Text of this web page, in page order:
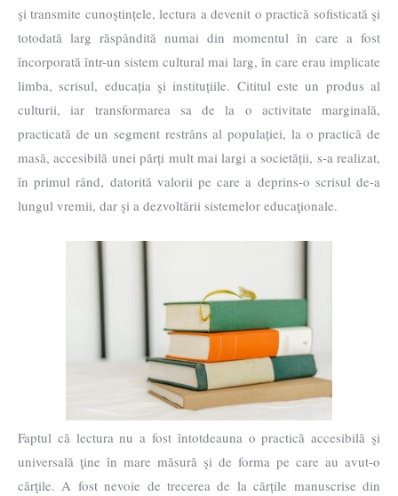
şi transmite cunoştințele, lectura a devenit o practică sofisticată şi
totodată larg răspândită numai din momentul în care a fost
încorporată într-un sistem cultural mai larg, în care erau implicate
limba, scrisul, educația şi instituțiile. Cititul este un produs al
culturii, iar transformarea sa de la o activitate marginală,
practicată de un segment restrâns al populației, la o practică de
masă, accesibilă unei părți mult mai largi a societății, s-a realizat,
în primul rând, datorită valorii pe care a deprins-o scrisul de-a
lungul vremii, dar şi a dezvoltării sistemelor educaţionale.
Faptul că lectura nu a fost întotdeauna o practică accesibilă şi
universală ţine în mare măsură şi de forma pe care au avut-o
cărţile. A fost nevoie de trecerea de la cărțile manuscrise din